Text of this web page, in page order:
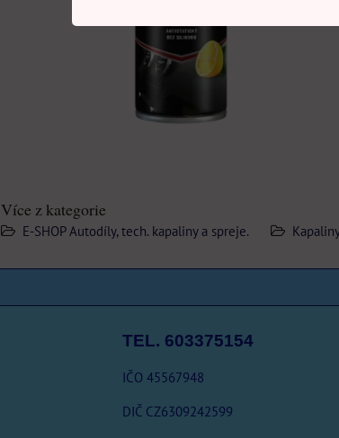
Více z kategorie
E-SHOP Autodíly, tech. kapaliny a spreje.
TEL. 603375154
IČO 45567948
DIČ CZ6309242599